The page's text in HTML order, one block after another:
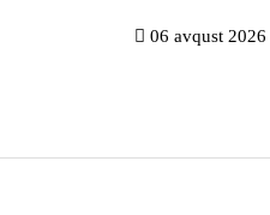
06 avqust 2026